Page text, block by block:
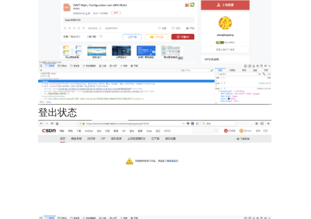
登出状态